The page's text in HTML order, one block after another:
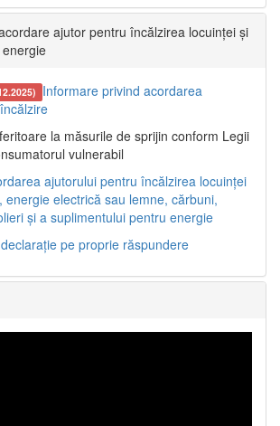
ajutor pentru încălzirea locuinței și
Informare privind acordarea
la măsurile de sprijin conform Legii
vulnerabil
ajutorului pentru încălzirea locuinței
energie electrică sau lemne, cărbuni,
și a suplimentului pentru energie
pe proprie răspundere